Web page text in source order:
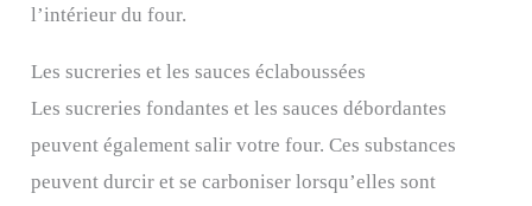
l’intérieur du four.
Les sucreries et les sauces éclaboussées
Les sucreries fondantes et les sauces débordantes
peuvent également salir votre four. Ces substances
peuvent durcir et se carboniser lorsqu’elles sont